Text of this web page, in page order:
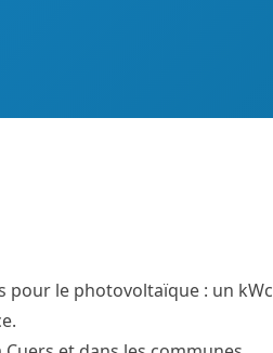
pour le photovoltaïque : un kWc